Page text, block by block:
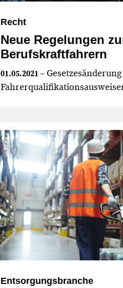
Recht
Neue Regelungen
Berufskraftfahrern
01.05.2021 –
Entsorgungsbranche